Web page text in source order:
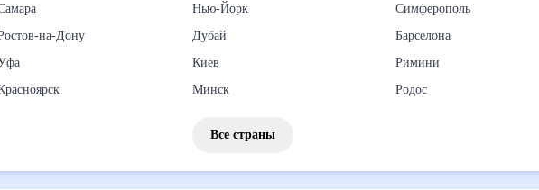
Самара
Ростов-на-Дону
Уфа
Красноярск
Нью-Йорк
Дубай
Киев
Минск
Симферополь
Барселона
Римини
Родос
Все страны